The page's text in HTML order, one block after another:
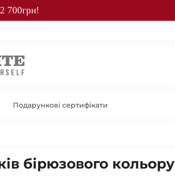
700грн!
Подарункові сертифікати
бірюзового кольору